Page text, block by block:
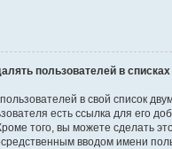
пользователей в
в свой список
есть ссылка для его
того, вы можете сделать
вводом имени